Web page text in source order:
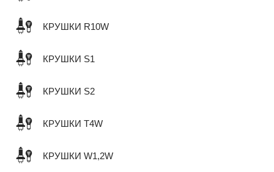
КРУШКИ R10W
КРУШКИ S1
КРУШКИ S2
КРУШКИ T4W
КРУШКИ W1,2W